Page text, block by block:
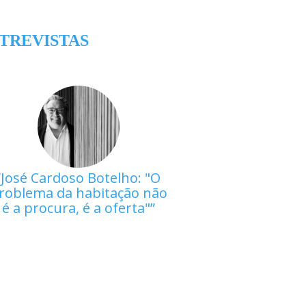
José Cardoso Botelho: "O
da habitação não
é a procura, é a oferta"